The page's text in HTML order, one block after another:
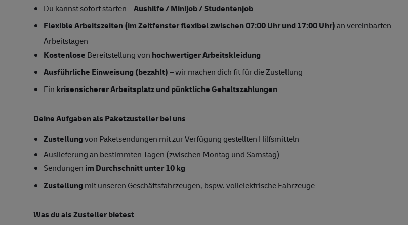
Du kannst sofort starten –Aushilfe / Minijob / Studentenjob
Flexible Arbeitszeiten (im Zeitfenster flexibel zwischen 07:00 Uhr und 17:00 Uhr)an vereinbarten
Arbeitstagen
Kostenlose Bereitstellung von hochwertiger Arbeitskleidung
Ausführliche Einweisung (bezahlt)– wir machen dich fit für die Zustellung
Ein krisensicherer Arbeitsplatz undpünktliche Gehaltszahlungen
Deine Aufgaben als Paketzusteller bei uns
Zustellungvon Paketsendungen mit zur Verfügung gestellten Hilfsmitteln
Auslieferung an bestimmten Tagen (zwischen Montag und Samstag)
Sendungen im Durchschnitt unter 10 kg
Zustellung mit unseren Geschäftsfahrzeugen, bspw. vollelektrische Fahrzeuge
Was du als Zusteller bietest